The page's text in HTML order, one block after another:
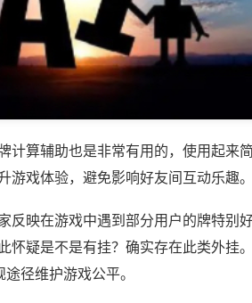
计算辅助也是非常有用的，使用起来
戏体验，避免影响好友间互动乐趣。
映在游戏中遇到部分用户的牌特别
怀疑是不是有挂？确实存在此类外挂
径维护游戏公平。